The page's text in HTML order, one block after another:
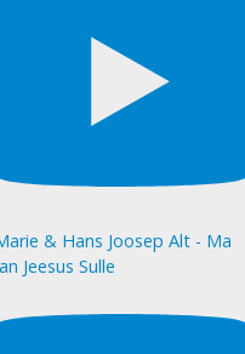
& Hans Joosep Alt - Ma
Jeesus Sulle